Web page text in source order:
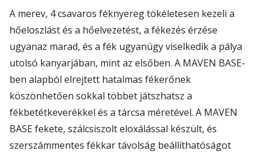
A merev, 4 csavaros féknyereg tökéletesen kezeli a
hőeloszlást és a hőelvezetést, a fékezés érzése
ugyanaz marad, és a fék ugyanúgy viselkedik a pálya
utolsó kanyarjában, mint az elsőben. A MAVEN BASE-
ben alapból elrejtett hatalmas fékerőnek
köszönhetően sokkal többet játszhatsz a
fékbetétkeverékkel és a tárcsa méretével. A MAVEN
BASE fekete, szálcsiszolt eloxálással készült, és
szerszámmentes fékkar távolság beállíthatóságot